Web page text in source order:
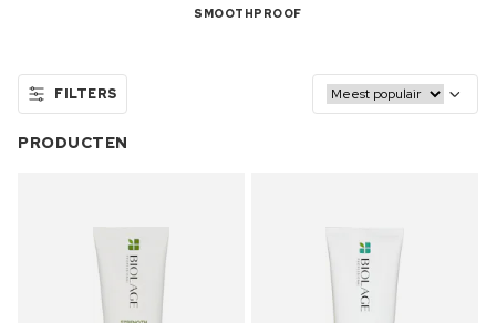
SMOOTHPROOF
FILTERS
PRODUCTEN